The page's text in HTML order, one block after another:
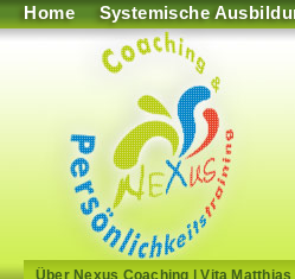
Home Systemische
Über Nexus Coaching |Vita Matthias